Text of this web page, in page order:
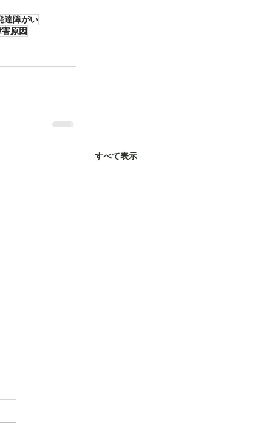
達障がい
原因
すべて表示